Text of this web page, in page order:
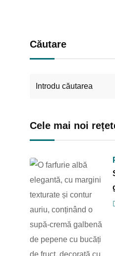
Căutare
Cele mai noi